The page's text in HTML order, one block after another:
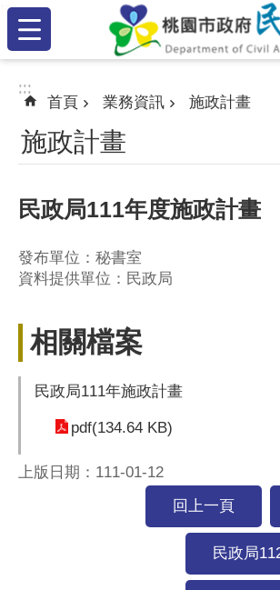
跳到主要內容區塊
:::
:::
:::
首頁 業務資訊 施政計畫
施政計畫
民政局111年度施政計畫
發布單位：秘書室
資料提供單位：民政局
相關檔案
民政局111年施政計畫
pdf(134.64 KB)
上版日期：111-01-12
回上一頁
民政局